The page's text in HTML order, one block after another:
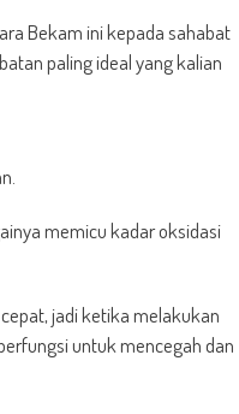
Bekam ini kepada sahabat
paling ideal yang kalian
memicu kadar oksidasi
jadi ketika melakukan
untuk mencegah dan